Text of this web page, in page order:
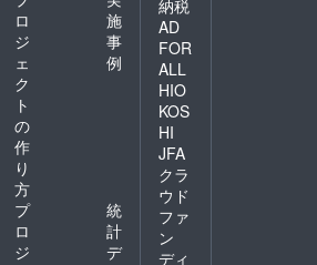
ロ
ジ
ェ
ク
ト
の
作
り
方
施
事
例
プ
ロ
ジ
統
計
デ
納税
AD
FOR
ALL
HIO
KOS
HI
JFA
クラ
ウド
ファ
ン
ディ